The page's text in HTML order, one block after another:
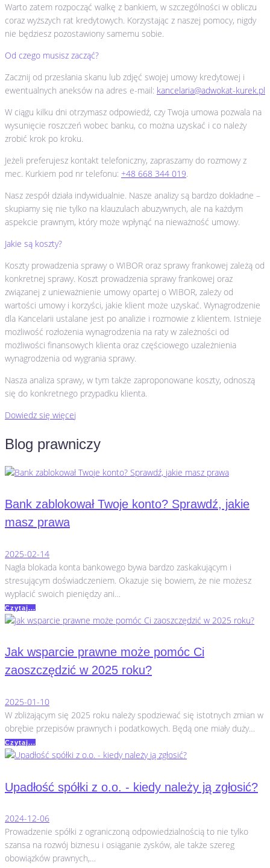
Warto zatem rozpocząć walkę z bankiem, w szczególności w obliczu
coraz wyższych rat kredytowych. Korzystając z naszej pomocy, nigdy
nie będziesz pozostawiony samemu sobie.
Od czego musisz zacząć?
Zacznij od przesłania skanu lub zdjęć swojej umowy kredytowej i
ewentualnych aneksów na adres e-mail: kancelaria@adwokat-kurek.pl
W ciągu kilku dni otrzymasz odpowiedź, czy Twoja umowa pozwala na
wysunięcie roszczeń wobec banku, co można uzyskać i co należy
zrobić krok po kroku.
Jeżeli preferujesz kontakt telefoniczny, zapraszamy do rozmowy z
mec. Kurkiem pod nr telefonu: +48 668 344 019.
Nasz zespół działa indywidualnie. Nasze analizy są bardzo dokładne –
skupiamy się nie tylko na klauzulach abuzywnych, ale na każdym
aspekcie prawnym, który może wpłynąć na nieważność umowy.
Jakie są koszty?
Koszty prowadzenia sprawy o WIBOR oraz sprawy frankowej zależą od
konkretnej sprawy. Koszt prowadzenia sprawy frankowej oraz
związanej z unieważnienie umowy opartej o WIBOR, zależy od
wartości umowy i korzyści, jakie klient może uzyskać. Wynagrodzenie
dla Kancelarii ustalane jest po analizie i rozmowie z klientem. Istnieje
możliwość rozłożenia wynagrodzenia na raty w zależności od
możliwości finansowych klienta oraz częściowego uzależnienia
wynagrodzenia od wygrania sprawy.
Nasza analiza sprawy, w tym także zaproponowane koszty, odnoszą
się do konkretnego przypadku klienta.
Dowiedz się więcej
Blog prawniczy
Bank zablokował Twoje konto? Sprawdź, jakie
masz prawa
2025-02-14
Nagła blokada konta bankowego bywa bardzo zaskakującym i
stresującym doświadczeniem. Okazuje się bowiem, że nie możesz
wypłacić swoich pieniędzy ani…
Czytaj...
Jak wsparcie prawne może pomóc Ci
zaoszczędzić w 2025 roku?
2025-01-10
W zbliżającym się 2025 roku należy spodziewać się istotnych zmian w
obrębie przepisów prawnych i podatkowych. Będą one miały duży…
Czytaj...
Upadłość spółki z o.o. - kiedy należy ją zgłosić?
2024-12-06
Prowadzenie spółki z ograniczoną odpowiedzialnością to nie tylko
szansa na rozwój biznesu i osiąganie zysków, ale także szereg
obowiązków prawnych,…